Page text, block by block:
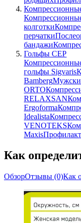
колготки
перчатки
бандажи
Гольфы CEP
гольфы Sigvaris
Bamberg
ORTO
RELAXSAN
Ergoforma
Idealista
VENOTEKS
Maxis
Как
ОбзорОтзывы (0)Как